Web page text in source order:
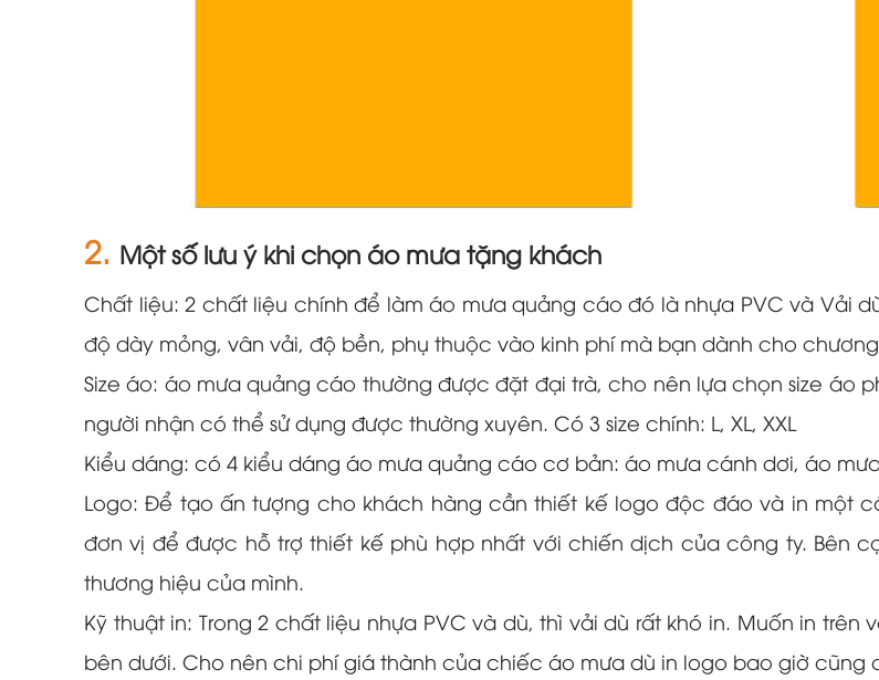
2. Một số lưu ý khi chọn áo mưa tặng khách
Chất liệu: 2 chất liệu chính để làm áo mưa quảng cáo đó là nhựa PVC và Vải
độ dày mỏng, vân vải, độ bền, phụ thuộc vào kinh phí mà bạn dành cho chương
Size áo: áo mưa quảng cáo thường được đặt đại trà, cho nên lựa chọn size áo
người nhận có thể sử dụng được thường xuyên. Có 3 size chính: L, XL, XXL
Kiểu dáng: có 4 kiểu dáng áo mưa quảng cáo cơ bản: áo mưa cánh dơi, áo
Logo: Để tạo ấn tượng cho khách hàng cần thiết kế logo độc đáo và in một
đơn vị để được hỗ trợ thiết kế phù hợp nhất với chiến dịch của công ty. Bên
thương hiệu của mình.
Kỹ thuật in: Trong 2 chất liệu nhựa PVC và dù, thì vải dù rất khó in. Muốn in
bên dưới. Cho nên chi phí giá thành của chiếc áo mưa dù in logo bao giờ cũng